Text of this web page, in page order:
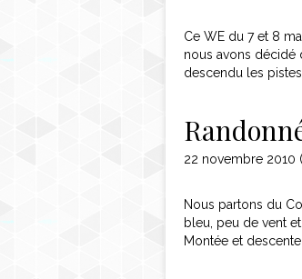
Ce WE du 7 et 8
nous avons décidé
descendu les
22 novembre 2010
Nous partons du
bleu, peu de vent
Montée et